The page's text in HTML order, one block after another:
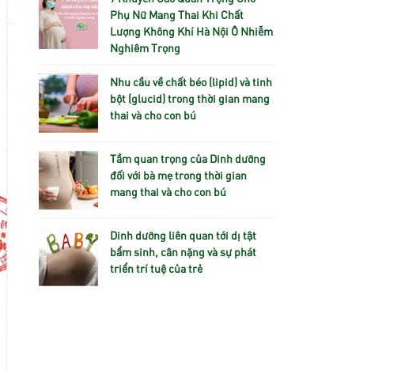
Phụ Nữ Mang Thai Khi Chất
Lượng Không Khí Hà Nội Ô Nhiễm
Nghiêm Trọng
Nhu cầu về chất béo (lipid) và tinh
bột (glucid) trong thời gian mang
thai và cho con bú
Tầm quan trọng của Dinh dưỡng
đối với bà mẹ trong thời gian
mang thai và cho con bú
Dinh dưỡng liên quan tới dị tật
bẩm sinh, cân nặng và sự phát
triển trí tuệ của trẻ